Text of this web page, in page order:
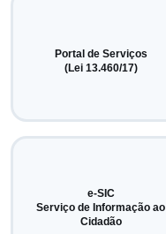
Portal de Serviços
(Lei 13.460/17)
e-SIC
Serviço de Informação ao
Cidadão